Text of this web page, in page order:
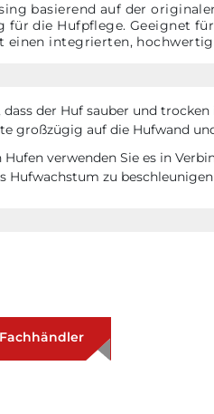
basierend auf der
für die Hufpflege. Geeignet
einen integrierten,
dass der Huf sauber und
großzügig auf die Hufwand
Hufen verwenden Sie es in
Hufwachstum zu